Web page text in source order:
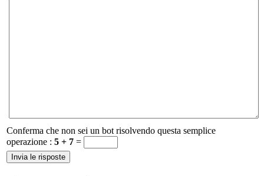
Conferma che non sei un bot risolvendo questa semplice
operazione : 5 + 7 =